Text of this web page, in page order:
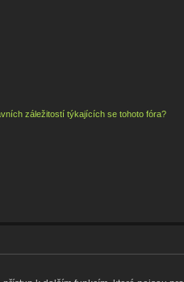
záležitostí týkajících se tohoto fóra?